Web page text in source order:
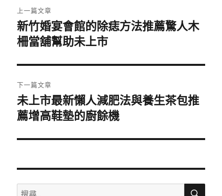
章
導
覽
上一篇文章
上
一
文
章:
新竹婚宴會館的除痣方法推薦驚人木
柵當舖幫助未上市
下一篇文章
下
一
文
未上市最新懶人減肥法與養生茶包推
薦增高鞋墊的廚餘機
搜
搜